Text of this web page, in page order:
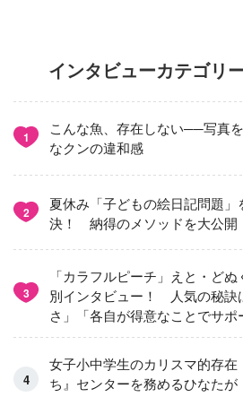
インタビューカテゴリ
1
こんな魚、存在しない──写真
なクンの違和感
2
夏休み「子どもの絵日記問題」
決！ 納得のメソッドを大公開
3
「カラフルピーチ」えと・ど
別インタビュー！ 人気の秘訣
さ」「各自が得意なことでサポ
女子小中学生のカリスマ的存在
ち』センターを務めるひなたが